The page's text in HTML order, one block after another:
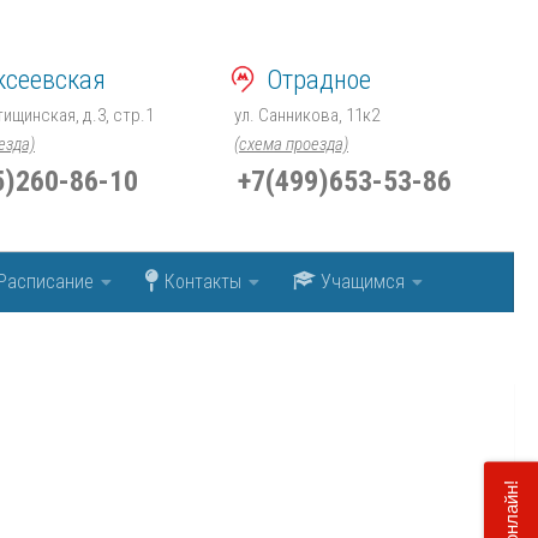
д.3, стр.1
86-10
Отрадное
ул. Санникова, 11к2
(схема проезда)
+7(499)653-53-86
Контакты Учащимся